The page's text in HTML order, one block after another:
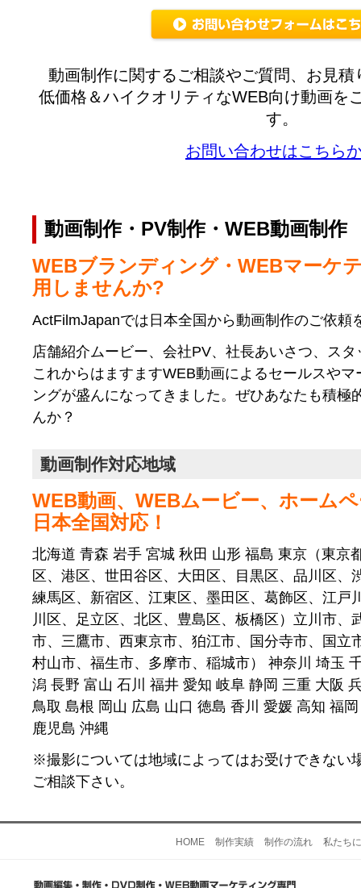
動画制作に関するご相談やご質問、お見
低価格＆ハイクオリティなWEB向け動画を
す。
お問い合わせはこちら
動画制作・PV制作・WEB動画制
WEBブランディング・WEBマーケ
用しませんか?
ActFilmJapanでは日本全国から動画制作のご依頼
店舗紹介ムービー、会社PV、社長あいさつ、ス
これからはますますWEB動画によるセールスや
ングが盛んになってきました。ぜひあなたも積極
んか？
動画制作対応地域
WEB動画、WEBムービー、ホーム
日本全国対応！
北海道 青森 岩手 宮城 秋田 山形 福島 東京（東京
区、港区、世田谷区、大田区、目黒区、品川区、
練馬区、新宿区、江東区、墨田区、葛飾区、江戸
川区、足立区、北区、豊島区、板橋区）立川市、
市、三鷹市、西東京市、狛江市、国分寺市、国立
村山市、福生市、多摩市、稲城市） 神奈川 埼玉
潟 長野 富山 石川 福井 愛知 岐阜 静岡 三重 大阪
鳥取 島根 岡山 広島 山口 徳島 香川 愛媛 高知 福
鹿児島 沖縄
※撮影については地域によってはお受けできない
ご相談下さい。
HOME 制作実績 制作の流れ 私たち